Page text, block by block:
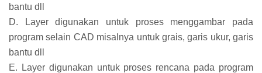
bantu dll
D. Layer digunakan untuk proses menggambar pada
program selain CAD misalnya untuk grais, garis ukur, garis
bantu dll
E. Layer digunakan untuk proses rencana pada program